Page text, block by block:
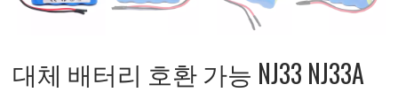
대체 배터리 호환 가능 NJ33 NJ33A